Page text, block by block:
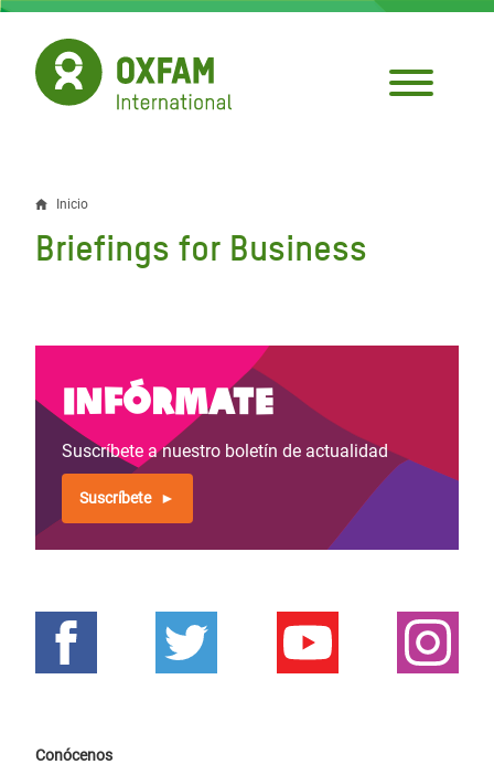
Pasar
contenido
principal
Sobrescribir
enlaces
ayuda
la
navegación
Inicio
Briefings for Business
Infórmate
Suscríbete a nuestro boletín de actualidad
Suscríbete
Conócenos